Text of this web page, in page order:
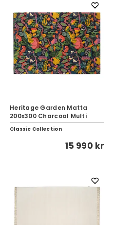
Heritage Garden Matta
200x300 Charcoal Multi
Classic Collection
15 990 kr